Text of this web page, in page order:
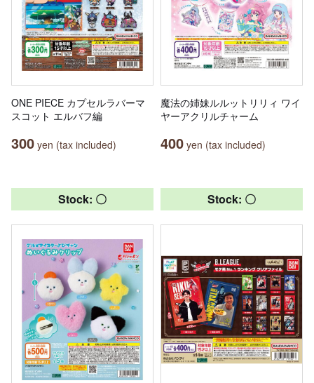
ONE PIECE カプセルラバーマ
スコット エルバフ編
300 yen (tax included)
魔法の姉妹ルルットリリィ ワイ
ヤーアクリルチャーム
400 yen (tax included)
Stock: 〇 Stock: 〇